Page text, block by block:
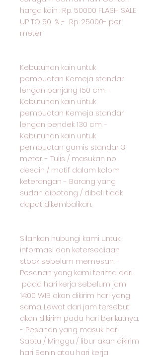
harga kain : Rp. 50000 FLASH SALE
UP TO 50 % ,- Rp. 25000- per
meter
Kebutuhan kain untuk
pembuatan Kemeja standar
lengan panjang 150 cm. -
Kebutuhan kain untuk
pembuatan Kemeja standar
lengan pendek 130 cm. -
Kebutuhan kain untuk
pembuatan gamis standar 3
meter. - Tulis / masukan no
desain / motif dalam kolom
keterangan - Barang yang
sudah dipotong / dibeli tidak
dapat dikembalikan.
Silahkan hubungi kami untuk
informasi dan ketersediaan
stock sebelum memesan. -
Pesanan yang kami terima dari
pada hari kerja sebelum jam
14:00 WIB akan dikirim hari yang
sama. Lewat dari jam tersebut
akan dikirim pada hari berikutnya.
- Pesanan yang masuk hari
Sabtu / Minggu / libur akan dikirim
hari Senin atau hari kerja